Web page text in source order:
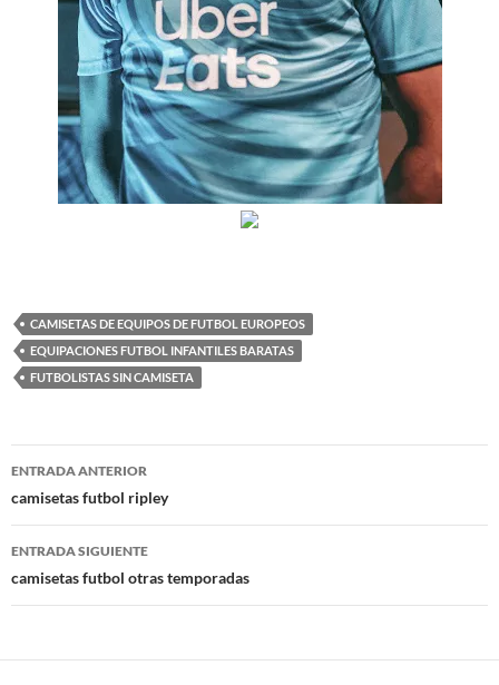
CAMISETAS DE EQUIPOS DE FUTBOL EUROPEOS
EQUIPACIONES FUTBOL INFANTILES BARATAS
FUTBOLISTAS SIN CAMISETA
Navegación
de
entradas
ENTRADA ANTERIOR
camisetas futbol ripley
ENTRADA SIGUIENTE
camisetas futbol otras temporadas